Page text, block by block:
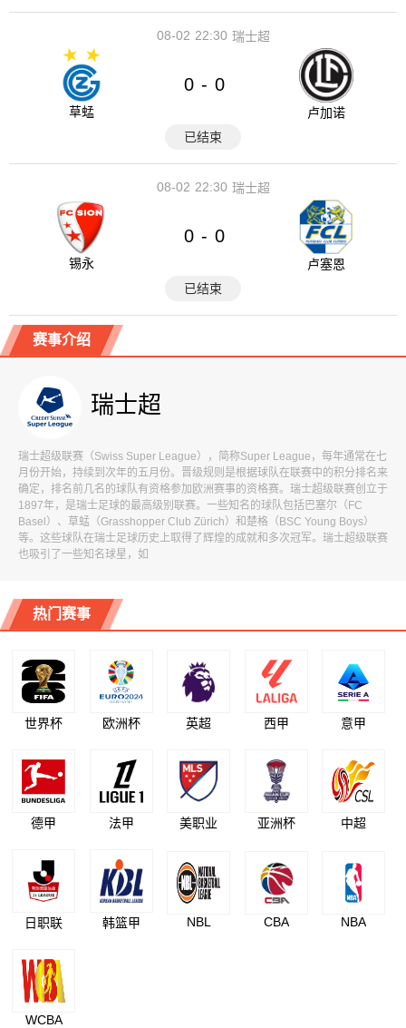
22:30
08-02 瑞士超
草蜢
0 - 0
卢加诺
已结束
22:30
08-02 瑞士超
锡永
0 - 0
卢塞恩
已结束
赛事介绍
瑞士超
瑞士超级联赛（Swiss Super League），简称Super League，每年通常在七
月份开始，持续到次年的五月份。晋级规则是根据球队在联赛中的积分排名来
确定，排名前几名的球队有资格参加欧洲赛事的资格赛。瑞士超级联赛创立于
1897年，是瑞士足球的最高级别联赛。一些知名的球队包括巴塞尔（FC
Basel）、草蜢（Grasshopper Club Zürich）和楚格（BSC Young Boys）
等。这些球队在瑞士足球历史上取得了辉煌的成就和多次冠军。瑞士超级联赛
也吸引了一些知名球星，如
热门赛事
世界杯 欧洲杯 英超 西甲 意甲
德甲 法甲 美职业 亚洲杯 中超
日职联 韩篮甲 NBL CBA NBA
WCBA